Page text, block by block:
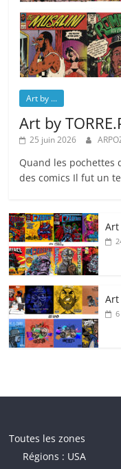
Art by ...
Art by
25 juin 2026
Quand les pochettes
des comics Il fut un
Art
Art
Toutes les zones
Régions : USA